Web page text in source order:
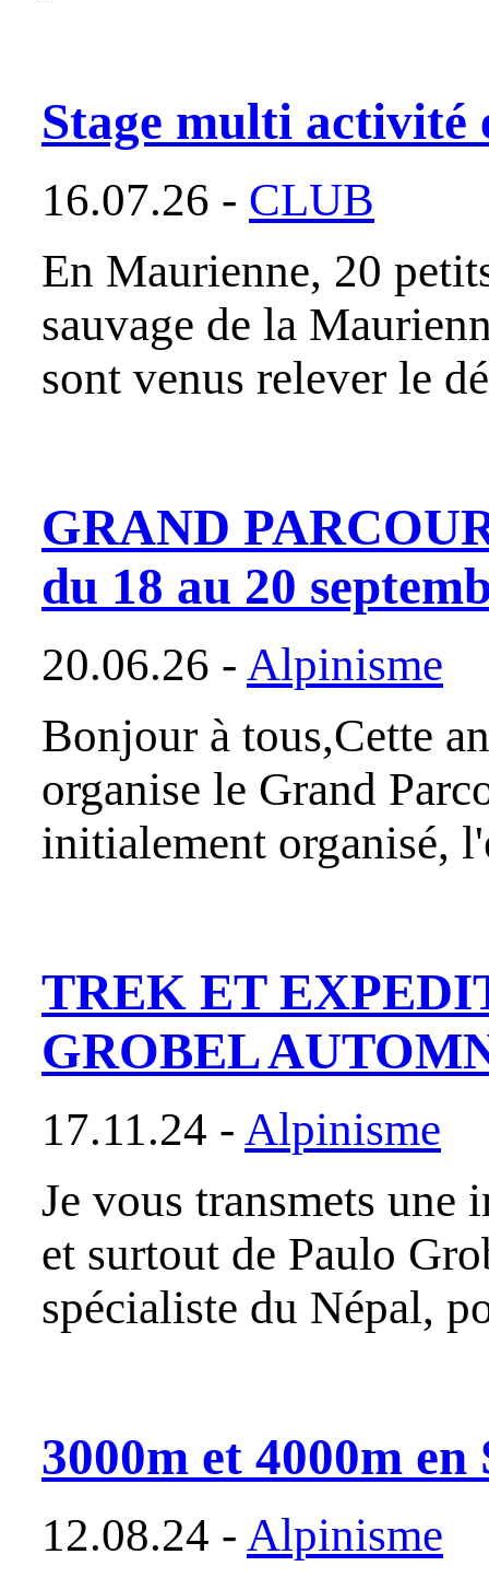
Stage multi activité
16.07.26 - CLUB
En Maurienne, 20
sauvage de la
sont venus relever le
GRAND
du 18 au 20
20.06.26 - Alpinisme
Bonjour à tous,Cette
organise le Grand
initialement organisé,
TREK ET
GROBEL
17.11.24 - Alpinisme
Je vous transmets
et surtout de Paulo
spécialiste du Népal,
3000m et 4000m en
12.08.24 - Alpinisme